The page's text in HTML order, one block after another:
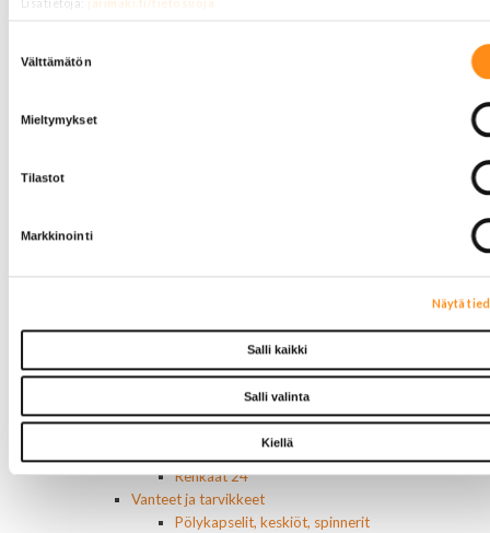
Lisätietoja: jarimaki.fi/tietosuoja
valinta
Välttämätön
Mieltymykset
Tilastot
Markkinointi
Näytä
Salli kaikki
Salli valinta
Kiellä
Renkaat 16"
Renkaat 17"
Renkaat 18"
Renkaat 20"
Renkaat 24"
Vanteet ja tarvikkeet
Pölykapselit, keskiöt, spinnerit